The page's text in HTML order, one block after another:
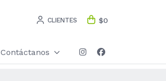
CLIENTES $0
Contáctanos